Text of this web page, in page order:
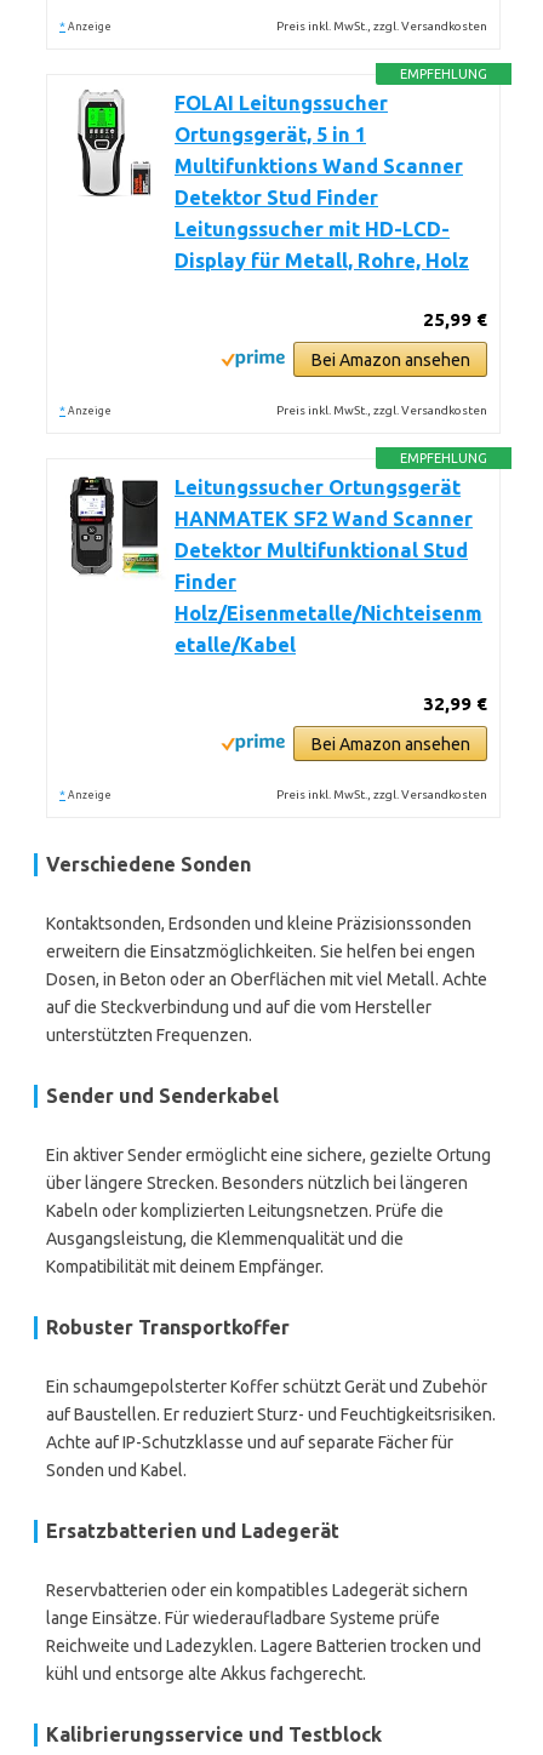
* Anzeige Preis inkl. MwSt., zzgl. Versandkosten
EMPFEHLUNG
FOLAI Leitungssucher
Ortungsgerät, 5 in 1
Multifunktions Wand Scanner
Detektor Stud Finder
Leitungssucher mit HD-LCD-
Display für Metall, Rohre, Holz
25,99 €
Bei Amazon ansehen
* Anzeige Preis inkl. MwSt., zzgl. Versandkosten
EMPFEHLUNG
Leitungssucher Ortungsgerät
HANMATEK SF2 Wand Scanner
Detektor Multifunktional Stud
Finder
Holz/Eisenmetalle/Nichteisenm
etalle/Kabel
32,99 €
Bei Amazon ansehen
* Anzeige Preis inkl. MwSt., zzgl. Versandkosten
Verschiedene Sonden
Kontaktsonden, Erdsonden und kleine Präzisionssonden
erweitern die Einsatzmöglichkeiten. Sie helfen bei engen
Dosen, in Beton oder an Oberflächen mit viel Metall. Achte
auf die Steckverbindung und auf die vom Hersteller
unterstützten Frequenzen.
Sender und Senderkabel
Ein aktiver Sender ermöglicht eine sichere, gezielte Ortung
über längere Strecken. Besonders nützlich bei längeren
Kabeln oder komplizierten Leitungsnetzen. Prüfe die
Ausgangsleistung, die Klemmenqualität und die
Kompatibilität mit deinem Empfänger.
Robuster Transportkoffer
Ein schaumgepolsterter Koffer schützt Gerät und Zubehör
auf Baustellen. Er reduziert Sturz- und Feuchtigkeitsrisiken.
Achte auf IP-Schutzklasse und auf separate Fächer für
Sonden und Kabel.
Ersatzbatterien und Ladegerät
Reservbatterien oder ein kompatibles Ladegerät sichern
lange Einsätze. Für wiederaufladbare Systeme prüfe
Reichweite und Ladezyklen. Lagere Batterien trocken und
kühl und entsorge alte Akkus fachgerecht.
Kalibrierungsservice und Testblock